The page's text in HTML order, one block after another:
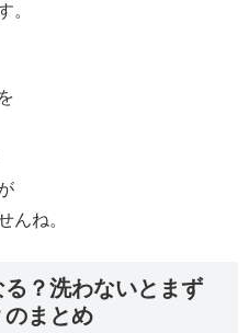
。
んね。
？洗わないとまず
まとめ